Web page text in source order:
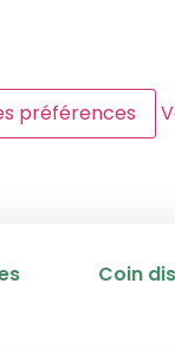
préférences
Coin